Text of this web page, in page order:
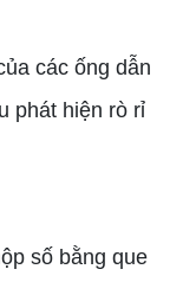
các ống dẫn
phát hiện rò rỉ
số bằng que